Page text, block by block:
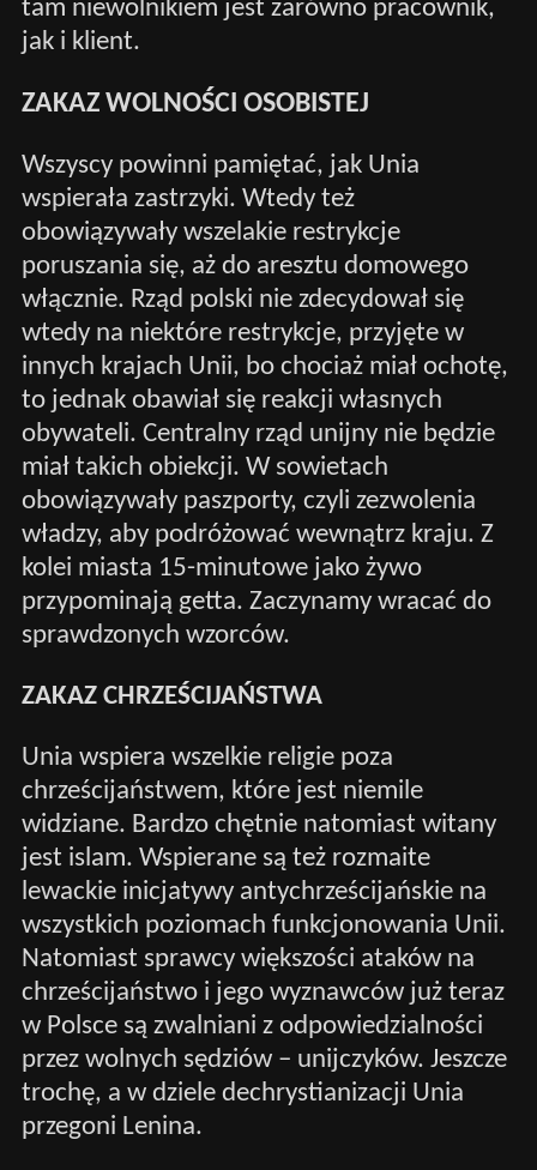
tam niewolnikiem jest zarówno pracownik,
jak i klient.
ZAKAZ WOLNOŚCI OSOBISTEJ
Wszyscy powinni pamiętać, jak Unia
wspierała zastrzyki. Wtedy też
obowiązywały wszelakie restrykcje
poruszania się, aż do aresztu domowego
włącznie. Rząd polski nie zdecydował się
wtedy na niektóre restrykcje, przyjęte w
innych krajach Unii, bo chociaż miał ochotę,
to jednak obawiał się reakcji własnych
obywateli. Centralny rząd unijny nie będzie
miał takich obiekcji. W sowietach
obowiązywały paszporty, czyli zezwolenia
władzy, aby podróżować wewnątrz kraju. Z
kolei miasta 15-minutowe jako żywo
przypominają getta. Zaczynamy wracać do
sprawdzonych wzorców.
ZAKAZ CHRZEŚCIJAŃSTWA
Unia wspiera wszelkie religie poza
chrześcijaństwem, które jest niemile
widziane. Bardzo chętnie natomiast witany
jest islam. Wspierane są też rozmaite
lewackie inicjatywy antychrześcijańskie na
wszystkich poziomach funkcjonowania Unii.
Natomiast sprawcy większości ataków na
chrześcijaństwo i jego wyznawców już teraz
w Polsce są zwalniani z odpowiedzialności
przez wolnych sędziów – unijczyków. Jeszcze
trochę, a w dziele dechrystianizacji Unia
przegoni Lenina.